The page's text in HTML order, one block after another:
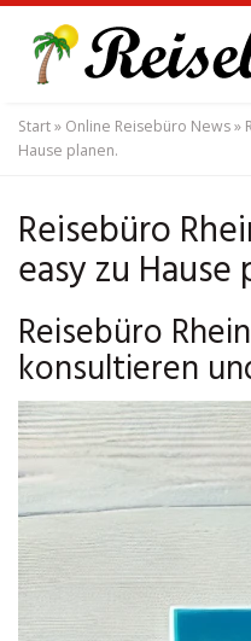
main
content
Start» Online Reisebüro News»
Hause planen.
Reisebüro
easy zu Hause
Reisebüro
konsultieren